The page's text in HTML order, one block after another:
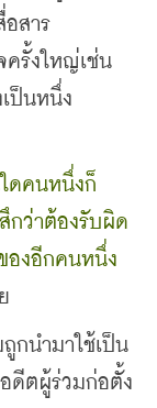
สาร
รั้งใหญ่เช่น
ป็นหนึ่ง
ใดคนหนึ่งก็
กว่าต้องรับผิด
องอีกคนหนึ่ง
กนำมาใช้เป็น
ดีตผู้ร่วมก่อตั้ง